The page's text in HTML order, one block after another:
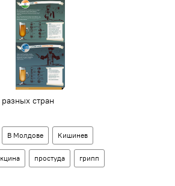
стран
В Молдове Кишинев
простуда грипп